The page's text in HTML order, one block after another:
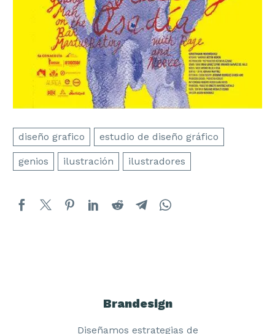
diseño grafico estudio de diseño gráfico
genios ilustración ilustradores
Brandesign
Diseñamos estrategias de